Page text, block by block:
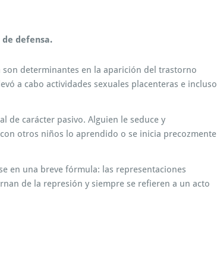
defensa.
determinantes en la aparición del trastorno
a cabo actividades sexuales placenteras e incluso
de carácter pasivo. Alguien le seduce y
otros niños lo aprendido o se inicia precozmente
en una breve fórmula: las representaciones
de la represión y siempre se refieren a un acto